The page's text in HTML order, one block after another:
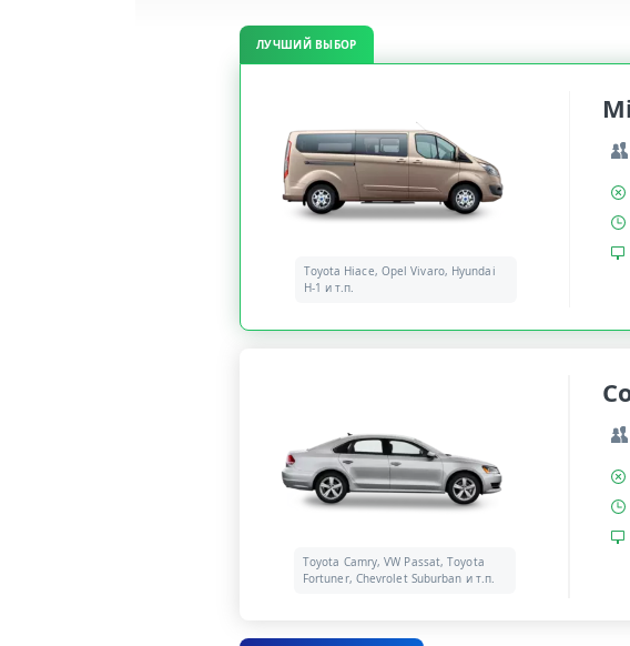
ЛУЧШИЙ ВЫБОР
Toyota Hiace, Opel Vivaro, Hyundai
H-1 и т.п.
Toyota Camry, VW Passat, Toyota
Fortuner, Chevrolet Suburban и т.п.